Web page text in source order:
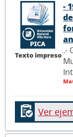
Texto impreso
-
.-
Ver